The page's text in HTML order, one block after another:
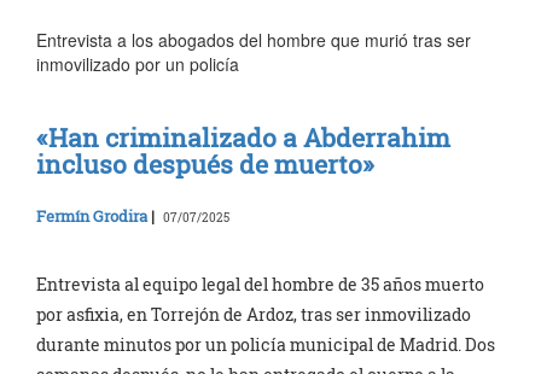
Entrevista a los abogados del hombre que murió tras ser
inmovilizado por un policía
«Han criminalizado a Abderrahim
incluso después de muerto»
Fermín Grodira | 07/07/2025
Entrevista al equipo legal del hombre de 35 años muerto
por asfixia, en Torrejón de Ardoz, tras ser inmovilizado
durante minutos por un policía municipal de Madrid. Dos